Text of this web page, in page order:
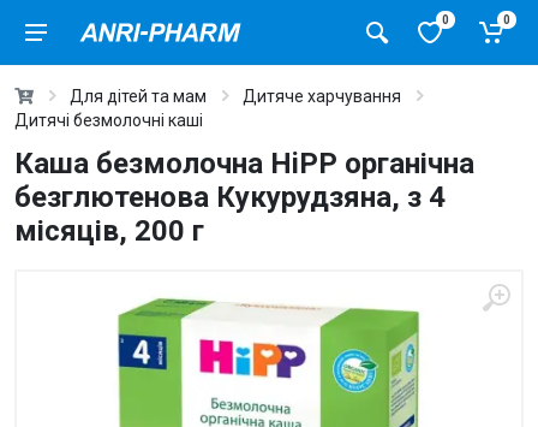
0 0
Для дітей та мам
Дитяче харчування
Дитячі безмолочні каші
Каша безмолочна HiPP органічна
безглютенова Кукурудзяна, з 4
місяців, 200 г